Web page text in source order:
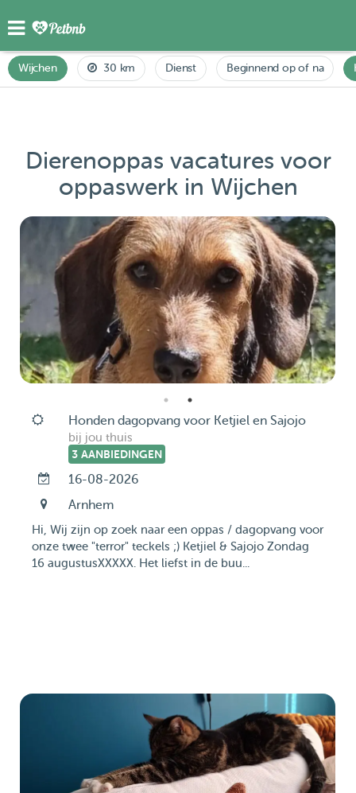
Wijchen 30 km Dienst Beginnend op of na
Dierenoppas vacatures voor
oppaswerk in Wijchen
Honden dagopvang voor Ketjiel en Sajojo
bij jou thuis
3 AANBIEDINGEN
16-08-2026
Arnhem
Hi, Wij zijn op zoek naar een oppas / dagopvang voor
onze twee "terror" teckels ;) Ketjiel & Sajojo Zondag
16 augustusXXXXX. Het liefst in de buu...